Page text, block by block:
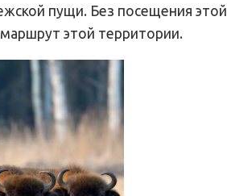
пущи. Без посещения этой
этой территории.